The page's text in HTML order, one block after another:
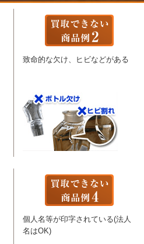
致命的な欠け、ヒビなどがある
個人名等が印字されている(法人
名はOK)